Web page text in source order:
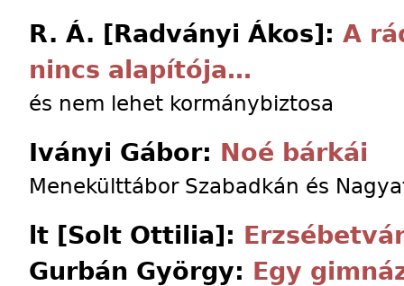
R. Á. [Radványi Ákos]: A
nincs alapítója…
és nem lehet kormánybiztosa
Iványi Gábor: Noé bárkái
Menekülttábor Szabadkán és
lt [Solt Ottilia]:
Gurbán György: Egy